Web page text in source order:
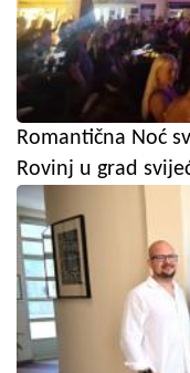
Romantična Noć
Rovinj u grad